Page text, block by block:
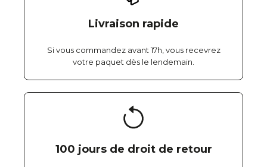
Livraison rapide
Si vous commandez avant 17h, vous recevrez
votre paquet dès le lendemain.
100 jours de droit de retour